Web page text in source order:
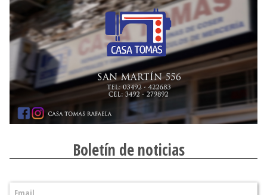
Boletín de noticias